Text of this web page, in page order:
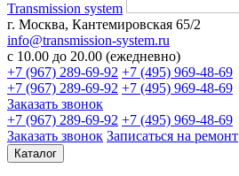
Transmission system
г. Москва, Кантемировская 65/2
info@transmission-system.ru
с 10.00 до 20.00 (ежедневно)
+7 (967) 289-69-92 +7 (495) 969-48-69
+7 (967) 289-69-92 +7 (495) 969-48-69
Заказать звонок
+7 (967) 289-69-92 +7 (495) 969-48-69
Заказать звонок Записаться на ремонт
Каталог